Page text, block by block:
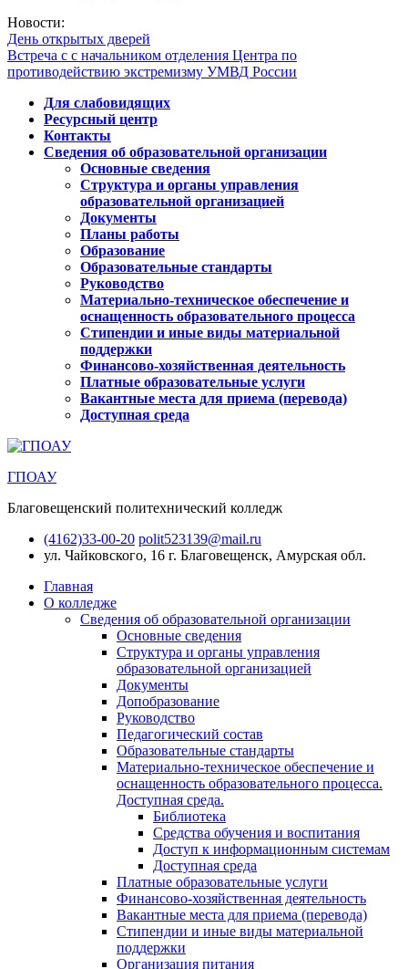
Новости:
День открытых дверей
Встреча с с начальником отделения Центра по
противодействию экстремизму УМВД России
Для слабовидящих
Ресурсный центр
Контакты
Сведения об образовательной организации
Основные сведения
Структура и органы управления
образовательной организацией
Документы
Планы работы
Образование
Образовательные стандарты
Руководство
Материально-техническое обеспечение и
оснащенность образовательного процесса
Стипендии и иные виды материальной
поддержки
Финансово-хозяйственная деятельность
Платные образовательные услуги
Вакантные места для приема (перевода)
Доступная среда
ГПОАУ
Благовещенский политехнический колледж
(4162)33-00-20 polit523139@mail.ru
ул. Чайковского, 16 г. Благовещенск, Амурская обл.
Главная
О колледже
Сведения об образовательной организации
Основные сведения
Структура и органы управления
образовательной организацией
Документы
Допобразование
Руководство
Педагогический состав
Образовательные стандарты
Материально-техническое обеспечение и
оснащенность образовательного процесса.
Доступная среда.
Библиотека
Средства обучения и воспитания
Доступ к информационным системам
Доступная среда
Платные образовательные услуги
Финансово-хозяйственная деятельность
Вакантные места для приема (перевода)
Стипендии и иные виды материальной
поддержки
Организация питания